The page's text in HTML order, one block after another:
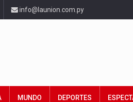
info@launion.com.py
MUNDO DEPORTES